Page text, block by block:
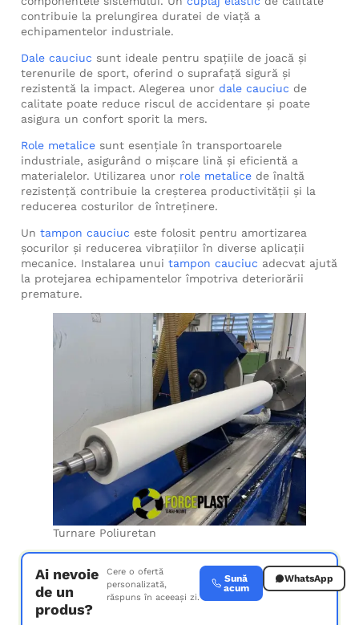
contribuie la prelungirea duratei de viață a
echipamentelor industriale.
Dale cauciuc sunt ideale pentru spațiile de joacă și
terenurile de sport, oferind o suprafață sigură și
rezistentă la impact. Alegerea unor dale cauciuc de
calitate poate reduce riscul de accidentare și poate
asigura un confort sporit la mers.
Role metalice sunt esențiale în transportoarele
industriale, asigurând o mișcare lină și eficientă a
materialelor. Utilizarea unor role metalice de înaltă
rezistență contribuie la creșterea productivității și la
reducerea costurilor de întreținere.
Un tampon cauciuc este folosit pentru amortizarea
șocurilor și reducerea vibrațiilor în diverse aplicații
mecanice. Instalarea unui tampon cauciuc adecvat ajută
la protejarea echipamentelor împotriva deteriorării
premature.
Turnare Poliuretan
Ai nevoie
de un
produs?
Cere o ofertă
personalizată,
răspuns în aceeași zi.
Sună
acum
WhatsApp